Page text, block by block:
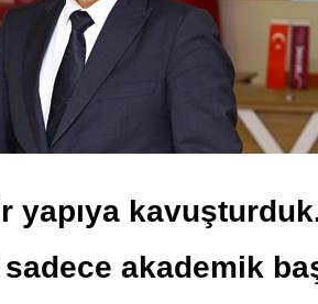
yapıya
sadece akademik